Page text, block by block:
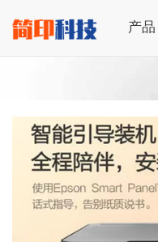
产品